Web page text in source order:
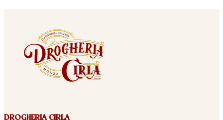
DROGHERIA CIRLA